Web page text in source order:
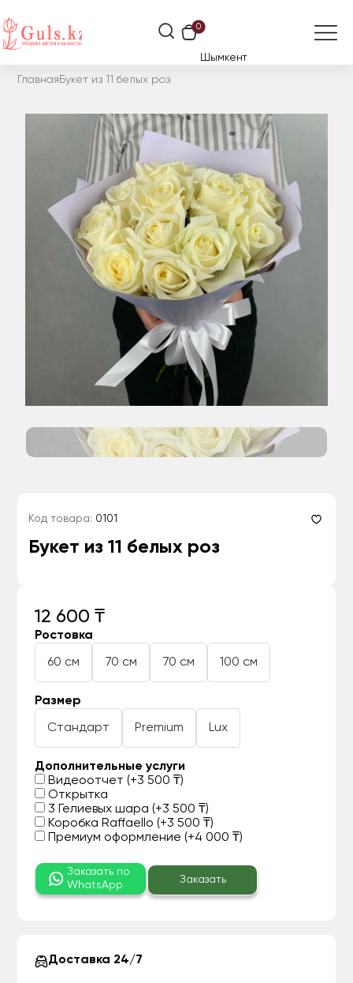
0
Шымкент
Главная Букет из 11 белых роз
Код товара: 0101
Букет из 11 белых роз
12 600 ₸
Ростовка
60 см 70 см 70 см 100 см
Размер
Стандарт Premium Lux
Дополнительные услуги
Видеоотчет (+3 500 ₸)
Открытка
3 Гелиевых шара (+3 500 ₸)
Коробка Raffaello (+3 500 ₸)
Премиум оформление (+4 000 ₸)
Заказать по
WhatsApp
Заказать
Доставка 24/7